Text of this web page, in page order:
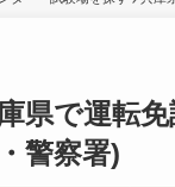
県で運転
警察署)